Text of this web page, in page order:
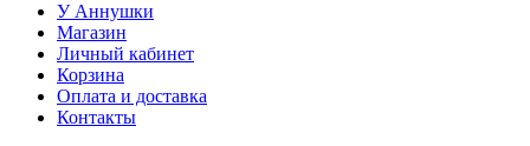
У Аннушки
Магазин
Личный кабинет
Корзина
Оплата и доставка
Контакты